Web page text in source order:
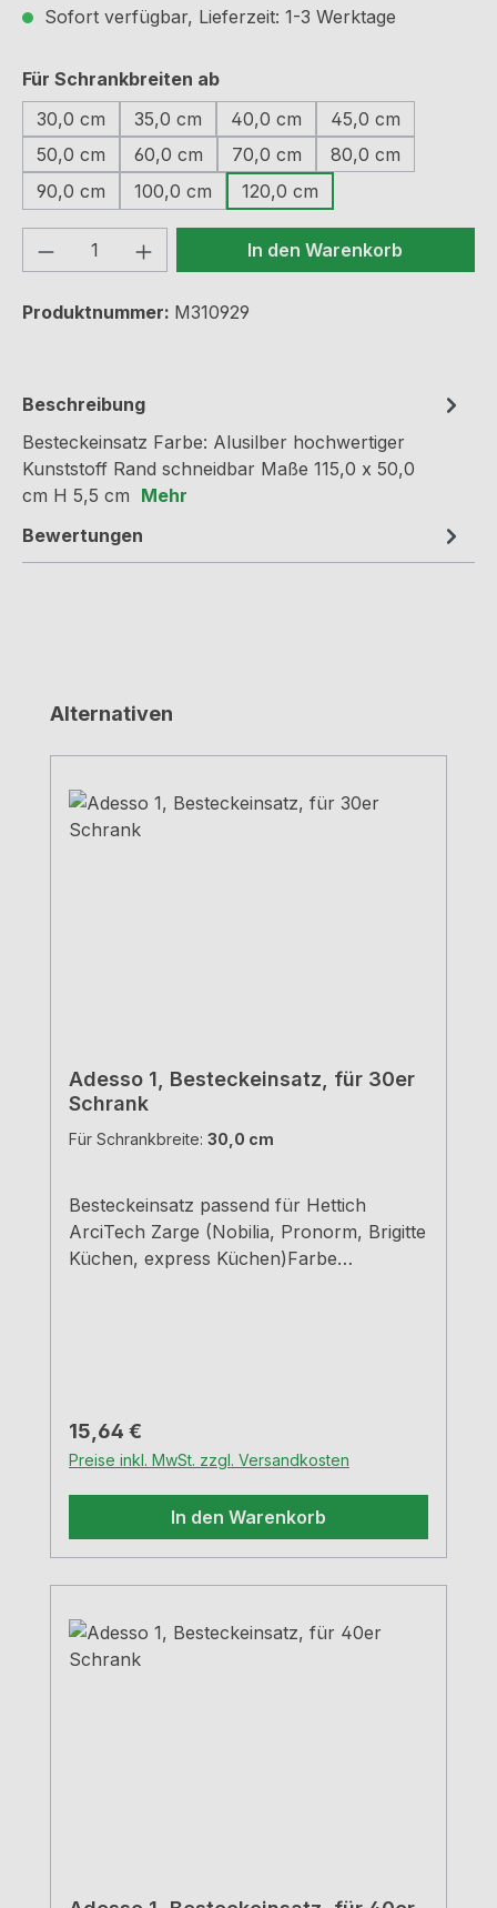
Sofort verfügbar, Lieferzeit: 1-3 Werktage
Für Schrankbreiten abauswählen
30,0 cm
35,0 cm 40,0 cm
45,0 cm
50,0 cm
60,0 cm 70,0 cm
80,0 cm
90,0 cm
100,0 cm 120,0 cm
Produkt Anzahl: Gib denIn den Warenkorb
Produktnummer: M310929
Beschreibung
Besteckeinsatz Farbe: Alusilber hochwertiger
Kunststoff Rand schneidbar Maße 115,0 x 50,0
cm H 5,5 cm Mehr
Bewertungen
Produktgalerie überspringen
Alternativen
Adesso 1, Besteckeinsatz, für 30er
Schrank
Für Schrankbreite: 30,0 cm
Besteckeinsatz passend für Hettich
ArciTech Zarge (Nobilia, Pronorm, Brigitte
Küchen, express Küchen)Farbe
Regulärer Preis:
15,64 €
Preise inkl. MwSt. zzgl. Versandkosten
In den Warenkorb